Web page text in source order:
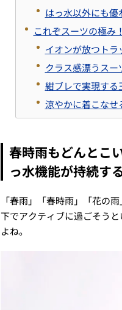
はっ水以外にも優
これぞスーツの極み
イオンが放つトラ
クラス感漂うスー
紺ブレで実現する
涼やかに着こなせ
春時雨もどんとこ
っ水機能が持続す
「春雨」「春時雨」「花の
下でアクティブに過ごそう
よね。